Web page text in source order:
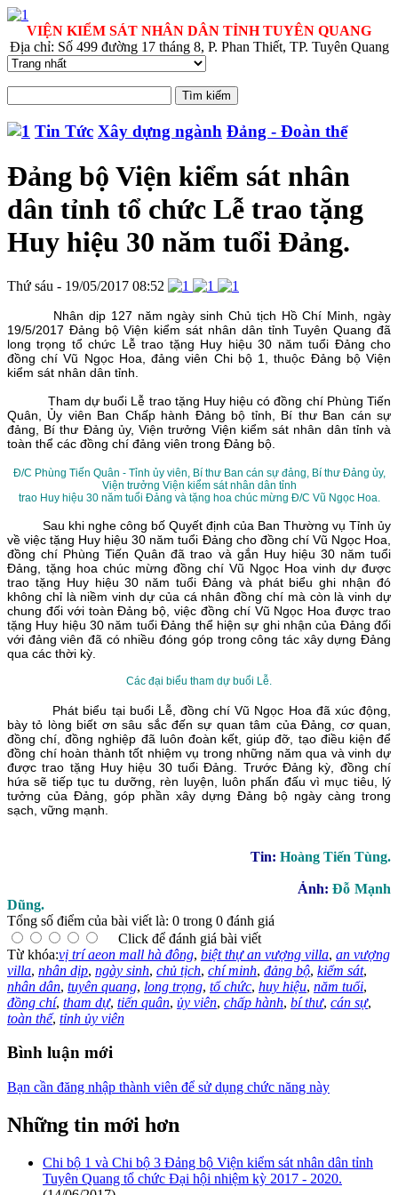
VIỆN KIỂM SÁT NHÂN DÂN TỈNH TUYÊN QUANG
Địa chỉ: Số 499 đường 17 tháng 8, P. Phan Thiết, TP. Tuyên Quang
Tin Tức Xây dựng ngành Đảng - Đoàn thể
Đảng bộ Viện kiểm sát nhân
dân tỉnh tổ chức Lễ trao tặng
Huy hiệu 30 năm tuổi Đảng.
Thứ sáu - 19/05/2017 08:52
Nhân dịp 127 năm ngày sinh Chủ tịch Hồ Chí Minh, ngày
19/5/2017 Đảng bộ Viện kiểm sát nhân dân tỉnh Tuyên Quang đã
long trọng tổ chức Lễ trao tặng Huy hiệu 30 năm tuổi Đảng cho
đồng chí Vũ Ngọc Hoa, đảng viên Chi bộ 1, thuộc Đảng bộ Viện
kiểm sát nhân dân tỉnh.
Tham dự buổi Lễ trao tặng Huy hiệu có đồng chí Phùng Tiến
Quân, Ủy viên Ban Chấp hành Đảng bộ tỉnh, Bí thư Ban cán sự
đảng, Bí thư Đảng ủy, Viện trưởng Viện kiểm sát nhân dân tỉnh và
toàn thể các đồng chí đảng viên trong Đảng bộ.
Đ/C Phùng Tiến Quân - Tỉnh ủy viên, Bí thư Ban cán sự đảng, Bí thư Đảng ủy,
Viện trưởng Viện kiểm sát nhân dân tỉnh
trao Huy hiệu 30 năm tuổi Đảng và tặng hoa chúc mừng Đ/C Vũ Ngọc Hoa.
Sau khi nghe công bố Quyết định của Ban Thường vụ Tỉnh ủy
về việc tặng Huy hiệu 30 năm tuổi Đảng cho đồng chí Vũ Ngọc Hoa,
đồng chí Phùng Tiến Quân đã trao và gắn Huy hiệu 30 năm tuổi
Đảng, tặng hoa chúc mừng đồng chí Vũ Ngọc Hoa vinh dự được
trao tặng Huy hiệu 30 năm tuổi Đảng và phát biểu ghi nhận đó
không chỉ là niềm vinh dự của cá nhân đồng chí mà còn là vinh dự
chung đối với toàn Đảng bộ, việc đồng chí Vũ Ngọc Hoa được trao
tặng Huy hiệu 30 năm tuổi Đảng thể hiện sự ghi nhận của Đảng đối
với đảng viên đã có nhiều đóng góp trong công tác xây dựng Đảng
qua các thời kỳ.
Các đại biểu tham dự buổi Lễ.
Phát biểu tại buổi Lễ, đồng chí Vũ Ngọc Hoa đã xúc động,
bày tỏ lòng biết ơn sâu sắc đến sự quan tâm của Đảng, cơ quan,
đồng chí, đồng nghiệp đã luôn đoàn kết, giúp đỡ, tạo điều kiện để
đồng chí hoàn thành tốt nhiệm vụ trong những năm qua và vinh dự
được trao tặng Huy hiệu 30 tuổi Đảng. Trước Đảng kỳ, đồng chí
hứa sẽ tiếp tục tu dưỡng, rèn luyện, luôn phấn đấu vì mục tiêu, lý
tưởng của Đảng, góp phần xây dựng Đảng bộ ngày càng trong
sạch, vững mạnh.
Tin: Hoàng Tiến Tùng.
Ảnh: Đỗ Mạnh
Dũng.
Tổng số điểm của bài viết là: 0 trong 0 đánh giá
Click để đánh giá bài viết
Từ khóa:vị trí aeon mall hà đông, biệt thự an vượng villa, an vượng
villa, nhân dịp, ngày sinh, chủ tịch, chí minh, đảng bộ, kiểm sát,
nhân dân, tuyên quang, long trọng, tổ chức, huy hiệu, năm tuổi,
đồng chí, tham dự, tiến quân, ủy viên, chấp hành, bí thư, cán sự,
toàn thể, tỉnh ủy viên
Bình luận mới
Bạn cần đăng nhập thành viên để sử dụng chức năng này
Những tin mới hơn
Chi bộ 1 và Chi bộ 3 Đảng bộ Viện kiểm sát nhân dân tỉnh
Tuyên Quang tổ chức Đại hội nhiệm kỳ 2017 - 2020.